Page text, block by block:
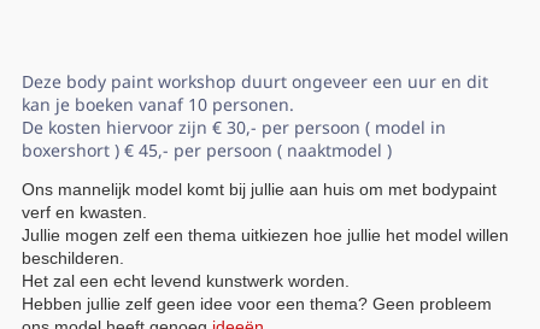
Deze body paint workshop duurt ongeveer een uur en dit
kan je boeken vanaf 10 personen.
De kosten hiervoor zijn € 30,- per persoon ( model in
boxershort ) € 45,- per persoon ( naaktmodel )
Ons mannelijk model komt bij jullie aan huis om met bodypaint
verf en kwasten.
Jullie mogen zelf een thema uitkiezen hoe jullie het model willen
beschilderen.
Het zal een echt levend kunstwerk worden.
Hebben jullie zelf geen idee voor een thema? Geen probleem